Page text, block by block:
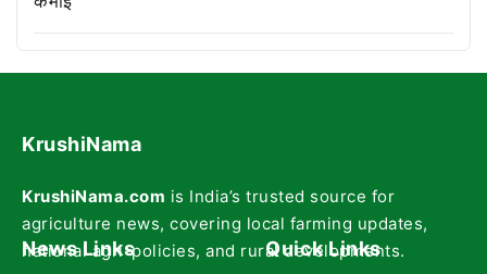
KrushiNama
KrushiNama.com is India’s trusted source for
agriculture news, covering local farming updates,
national agri-policies, and rural developments.
News Links Quick Links